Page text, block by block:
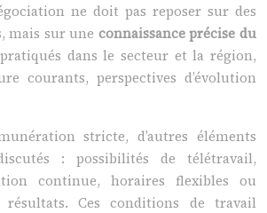
ne doit pas reposer sur des
mais sur une connaissance précise du
dans le secteur et la région,
courants, perspectives d’évolution
stricte, d’autres éléments
: possibilités de télétravail,
continue, horaires flexibles ou
Ces conditions de travail